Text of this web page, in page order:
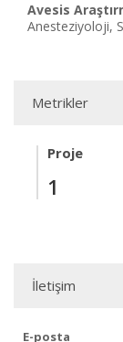
Avesis
Anesteziyoloji,
Metrikler
Proje
1
İletişim
E-posta